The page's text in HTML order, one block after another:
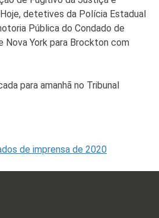
detetives da Polícia Estadual
Pública do Condado de
Nova York para Brockton com
para amanhã no Tribunal
de imprensa de 2020